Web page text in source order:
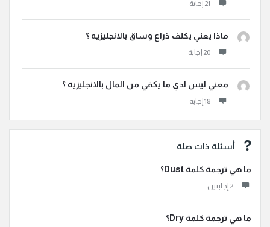
ماذا يعني يكلف ذراع وساق بالانجليزيه ؟
معني ليس لدي ما يكفي من المال بالانجليزيه ؟
أسئلة ذات صلة
ما هي ترجمة كلمة Dust؟
‫2 إجابتين
ما هي ترجمة كلمة Dry؟